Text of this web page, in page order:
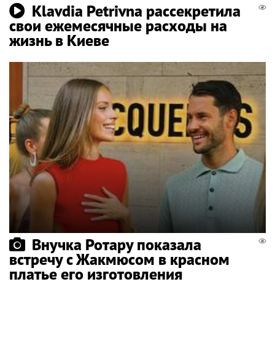
Klavdia Petrivna рассекретила
свои ежемесячные расходы на
жизнь в Киеве
Внучка Ротару показала
встречу с Жакмюсом в красном
платье его изготовления